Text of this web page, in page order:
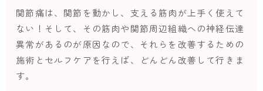
関節痛は、関節を動かし、支える筋肉が上手く使えて
ない！そして、その筋肉や関節周辺組織への神経伝達
異常があるのが原因なので、それらを改善するための
施術とセルフケアを行えば、どんどん改善して行きま
す。